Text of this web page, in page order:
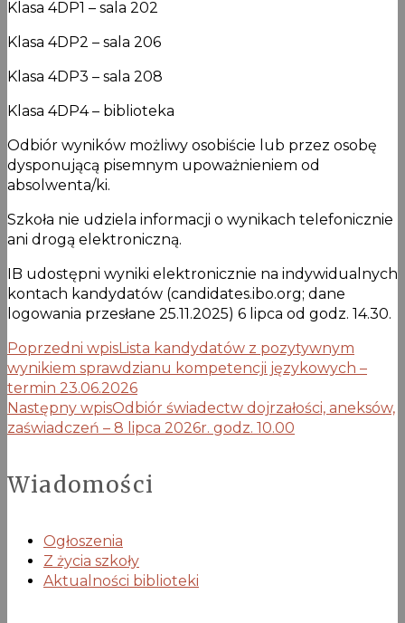
Klasa 4DP1 – sala 202
Klasa 4DP2 – sala 206
Klasa 4DP3 – sala 208
Klasa 4DP4 – biblioteka
Odbiór wyników możliwy osobiście lub przez osobę
dysponującą pisemnym upoważnieniem od
absolwenta/ki.
Szkoła nie udziela informacji o wynikach telefonicznie
ani drogą elektroniczną.
IB udostępni wyniki elektronicznie na indywidualnych
kontach kandydatów (candidates.ibo.org; dane
logowania przesłane 25.11.2025) 6 lipca od godz. 14.30.
Poprzedni wpisLista kandydatów z pozytywnym
wynikiem sprawdzianu kompetencji językowych –
termin 23.06.2026
Następny wpisOdbiór świadectw dojrzałości, aneksów,
zaświadczeń – 8 lipca 2026r. godz. 10.00
Wiadomości
Ogłoszenia
Z życia szkoły
Aktualności biblioteki